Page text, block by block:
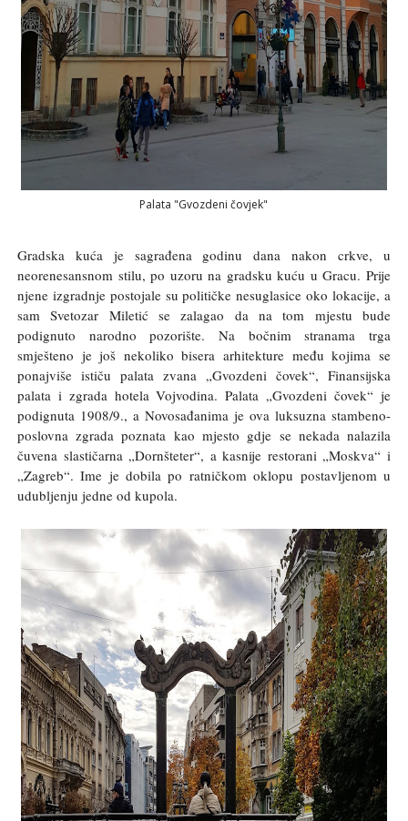
Palata "Gvozdeni čovjek"
Gradska kuća je sagrađena godinu dana nakon crkve, u
neorenesansnom stilu, po uzoru na gradsku kuću u Gracu. Prije
njene izgradnje postojale su političke nesuglasice oko lokacije, a
sam Svetozar Miletić se zalagao da na tom mjestu bude
podignuto narodno pozorište. Na bočnim stranama trga
smješteno je još nekoliko bisera arhitekture među kojima se
ponajviše ističu palata zvana „Gvozdeni čovek“, Finansijska
palata i zgrada hotela Vojvodina. Palata „Gvozdeni čovek“ je
podignuta 1908/9., a Novosađanima je ova luksuzna stambeno-
poslovna zgrada poznata kao mjesto gdje se nekada nalazila
čuvena slastičarna „Dornšteter“, a kasnije restorani „Moskva“ i
„Zagreb“. Ime je dobila po ratničkom oklopu postavljenom u
udubljenju jedne od kupola.